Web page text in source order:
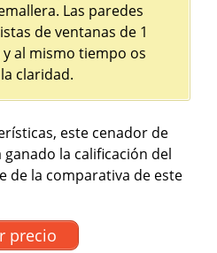
Las paredes
de ventanas de 1
al mismo tiempo os
claridad.
este cenador de
la calificación del
de la comparativa de este
precio